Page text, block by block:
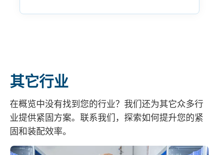
其它行业
在概览中没有找到您的行业？我们还为其它众多行
业提供紧固方案。联系我们，探索如何提升您的紧
固和装配效率。